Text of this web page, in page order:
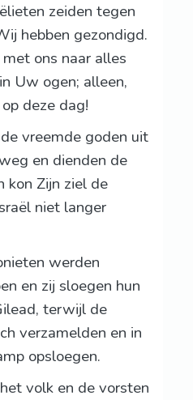
zeiden tegen
hebben gezondigd.
ons naar alles
Uw ogen; alleen,
deze dag!
vreemde goden uit
en dienden de
kon Zijn ziel de
niet langer
werden
en zij sloegen hun
terwijl de
verzamelden en in
opsloegen.
volk en de vorsten